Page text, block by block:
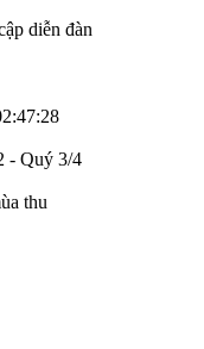
diễn đàn
- Quý 3/4
thu